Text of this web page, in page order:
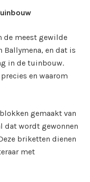
de meest gewilde
en dat is
in de tuinbouw.
en waarom
gemaakt van
dat wordt gewonnen
briketten dienen
met